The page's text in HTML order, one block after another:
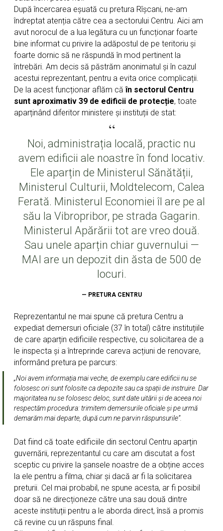
După încercarea eșuată cu pretura Rîșcani, ne-am
îndreptat atenția către cea a sectorului Centru. Aici am
avut norocul de a lua legătura cu un funcționar foarte
bine informat cu privire la adăpostul de pe teritoriu și
foarte dornic să ne răspundă în mod pertinent la
întrebări. Am decis să păstrăm anonimatul și în cazul
acestui reprezentant, pentru a evita orice complicații.
De la acest funcționar aflăm căîn sectorul Centru
sunt aproximativ 39 de edificii de protecție, toate
aparținând diferitor ministere și instituții de stat:
“
Noi, administrația locală, practic nu
avem edificii ale noastre în fond locativ.
Ele aparțin de Ministerul Sănătății,
Ministerul Culturii, Moldtelecom, Calea
Ferată. Ministerul Economiei îl are pe al
său la Vibropribor, pe strada Gagarin.
Ministerul Apărării tot are vreo două.
Sau unele aparțin chiar guvernului —
MAI are un depozit din ăsta de 500 de
locuri.
— PRETURA CENTRU
Reprezentantul ne mai spune că pretura Centru a
expediat demersuri oficiale (37 în total) către instituțiile
de care aparțin edificiile respective, cu solicitarea de a
le inspecta și a întreprinde careva acțiuni de renovare,
informând pretura pe parcurs:
„Noi avem informația mai veche, de exemplu care edificii nu se
folosesc ori sunt folosite ca depozite sau ca spații de instruire. Dar
majoritatea nu se folosesc deloc, sunt date uitării și de aceea noi
respectăm procedura: trimitem demersurile oficiale și pe urmă
demarăm mai departe, după cum ne parvin răspunsurile”.
Dat fiind că toate edificiile din sectorul Centru aparțin
guvernării, reprezentantul cu care am discutat a fost
sceptic cu privire la șansele noastre de a obține acces
la ele pentru a filma, chiar și dacă ar fi la solicitarea
preturii. Cel mai probabil, ne spune acesta, ar fi posibil
doar să ne direcționeze către una sau două dintre
aceste instituții pentru a le aborda direct, însă a promis
că revine cu un răspuns final.